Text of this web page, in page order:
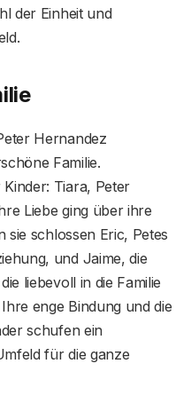
der Einheit und
Hernandez
Familie.
Kinder: Tiara, Peter
Liebe ging über ihre
sie schlossen Eric, Petes
und Jaime, die
liebevoll in die Familie
enge Bindung und die
schufen ein
für die ganze